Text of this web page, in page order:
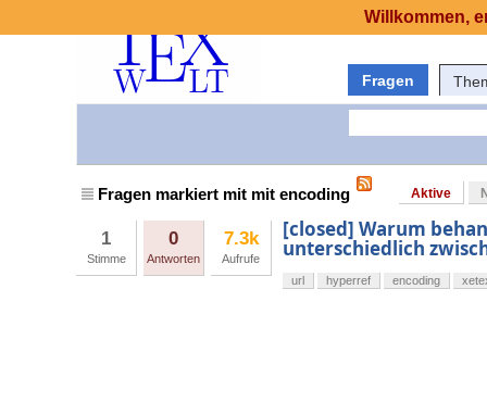
Fragen
Fragen markiert mit mit encoding Aktive
1
Stimme
0
Antworten
7.3k
Aufrufe
[closed] Warum
unterschiedlich
url hyperref encoding
Willkommen,